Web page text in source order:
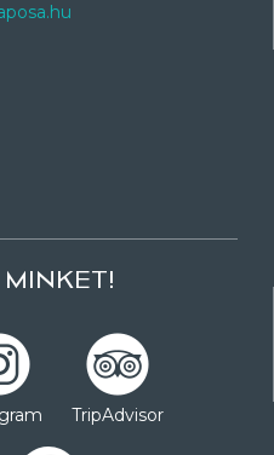
MINKET!
TripAdvisor